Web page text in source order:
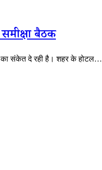
बैठक
का संकेत दे रही है। शहर के होटल…